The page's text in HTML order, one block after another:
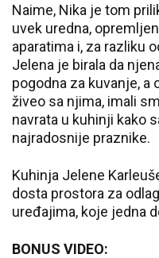
Naime, Nika je tom
uvek uredna,
aparatima i, za razliku
Jelena je birala da
pogodna za kuvanje, a
živeo sa njima, imali
navrata u kuhinji kako
najradosnije praznike.
Kuhinja Jelene
dosta prostora za
uređajima, koje jedna
BONUS VIDEO: